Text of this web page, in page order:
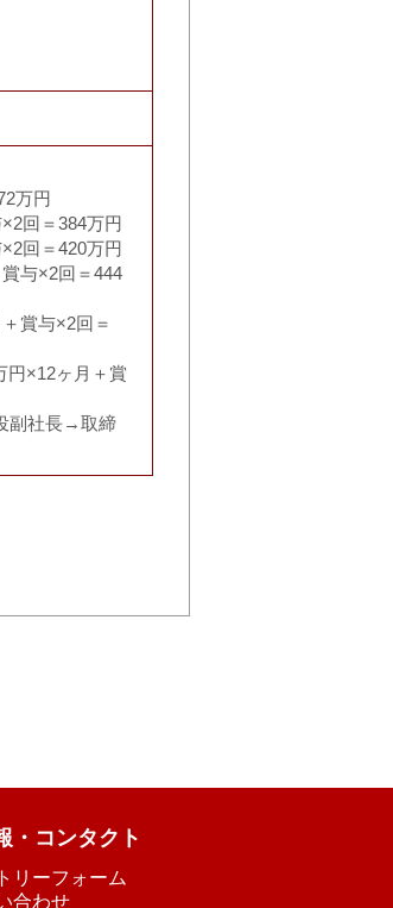
万円
回＝384万円
回＝420万円
与×2回＝444
賞与×2回＝
×12ヶ月＋賞
副社長→取締
・コンタクト
リーフォーム
合わせ